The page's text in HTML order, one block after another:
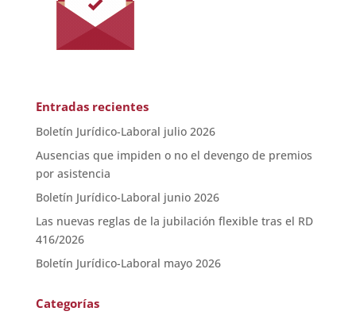
Entradas recientes
Boletín Jurídico-Laboral julio 2026
Ausencias que impiden o no el devengo de premios
por asistencia
Boletín Jurídico-Laboral junio 2026
Las nuevas reglas de la jubilación flexible tras el RD
416/2026
Boletín Jurídico-Laboral mayo 2026
Categorías